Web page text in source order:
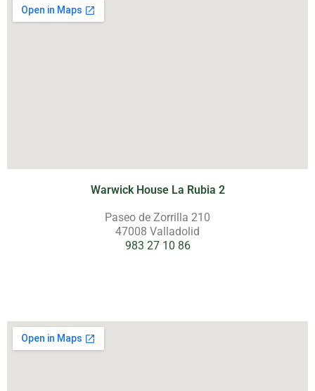
Warwick House La Rubia 2
Paseo de Zorrilla 210
47008 Valladolid
983 27 10 86